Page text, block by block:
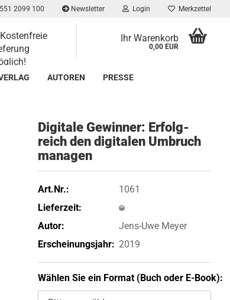
2099 100 Newsletter Login Merkzettel
14 Tage
Ihr Warenkorb
0,00 EUR
AUTOREN PRESSE
Di­gi­ta­le Ge­win­ner: Er­folg­
reich den di­gi­ta­len Um­bruch
ma­na­gen
Art.Nr.:
1061
Lieferzeit:
Autor:
Jens-Uwe Meyer
Erscheinungsjahr: 2019
Wählen Sie ein Format (Buch oder E-Book):